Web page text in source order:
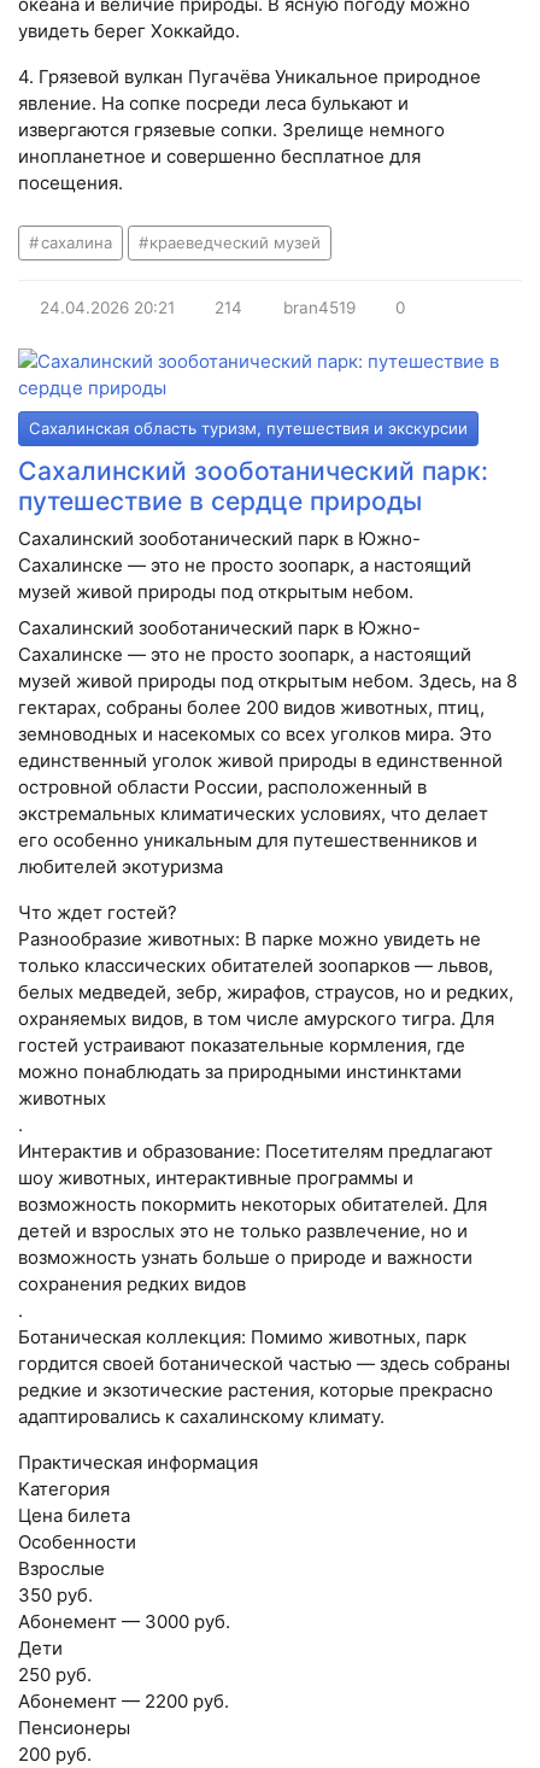
увидеть берег Хоккайдо.
4. Грязевой вулкан Пугачёва Уникальное природное
явление. На сопке посреди леса булькают и
извергаются грязевые сопки. Зрелище немного
инопланетное и совершенно бесплатное для
посещения.
сахалина краеведческий музей
24.04.2026 20:21 214 bran4519 0
Сахалинская область туризм, путешествия и экскурсии
Сахалинский зооботанический парк:
путешествие в сердце природы
Сахалинский зооботанический парк в Южно-
Сахалинске — это не просто зоопарк, а настоящий
музей живой природы под открытым небом.
Сахалинский зооботанический парк в Южно-
Сахалинске — это не просто зоопарк, а настоящий
музей живой природы под открытым небом. Здесь, на 8
гектарах, собраны более 200 видов животных, птиц,
земноводных и насекомых со всех уголков мира. Это
единственный уголок живой природы в единственной
островной области России, расположенный в
экстремальных климатических условиях, что делает
его особенно уникальным для путешественников и
любителей экотуризма
Что ждет гостей?
Разнообразие животных: В парке можно увидеть не
только классических обитателей зоопарков — львов,
белых медведей, зебр, жирафов, страусов, но и редких,
охраняемых видов, в том числе амурского тигра. Для
гостей устраивают показательные кормления, где
можно понаблюдать за природными инстинктами
животных
.
Интерактив и образование: Посетителям предлагают
шоу животных, интерактивные программы и
возможность покормить некоторых обитателей. Для
детей и взрослых это не только развлечение, но и
возможность узнать больше о природе и важности
сохранения редких видов
.
Ботаническая коллекция: Помимо животных, парк
гордится своей ботанической частью — здесь собраны
редкие и экзотические растения, которые прекрасно
адаптировались к сахалинскому климату.
Практическая информация
Категория
Цена билета
Особенности
Взрослые
350 руб.
Абонемент — 3000 руб.
Дети
250 руб.
Абонемент — 2200 руб.
Пенсионеры
200 руб.